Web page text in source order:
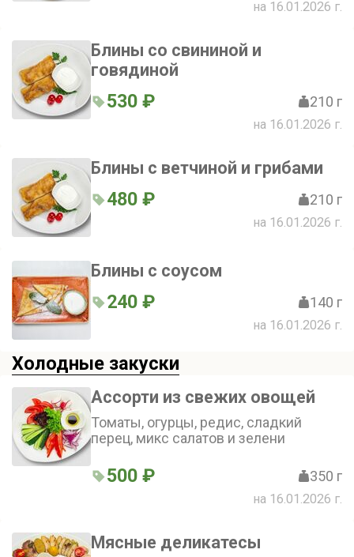
на 16.01.2026 г.
Блины со свининой и
говядиной
530 ₽ 210 г
на 16.01.2026 г.
Блины с ветчиной и грибами
480 ₽ 210 г
на 16.01.2026 г.
Блины с соусом
240 ₽ 140 г
на 16.01.2026 г.
Холодные закуски
Ассорти из свежих овощей
Томаты, огурцы, редис, сладкий
перец, микс салатов и зелени
500 ₽ 350 г
на 16.01.2026 г.
Мясные деликатесы